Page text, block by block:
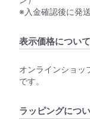
※入金確認後に発
表示価格について
オンラインショッ
です。
ラッピングにつ